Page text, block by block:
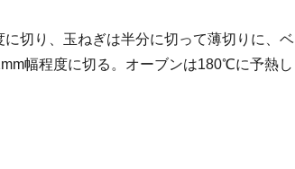
に切り、玉ねぎは半分に切って薄切りに、ベ
幅程度に切る。オーブンは180℃に予熱し